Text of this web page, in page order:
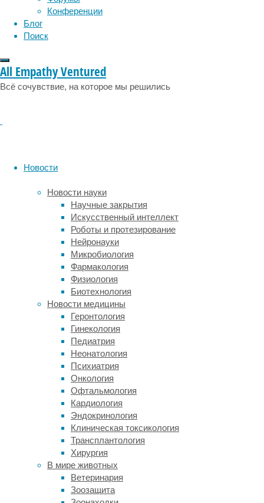
Конференции
Блог
Поиск
All Empathy Ventured
Всё сочувствие, на которое мы решились
Новости
Новости науки
Научные закрытия
Искусственный интеллект
Роботы и протезирование
Нейронауки
Микробиология
Фармакология
Физиология
Биотехнология
Новости медицины
Геронтология
Гинекология
Педиатрия
Неонатология
Психиатрия
Онкология
Офтальмология
Кардиология
Эндокринология
Клиническая токсикология
Трансплантология
Хирургия
В мире животных
Ветеринария
Зоозащита
остаётся
открытым
взаимное
генетическое
перекрытие
расстройствами
соматическими
заболеваниями?
поисках
ответа
ученые
из
России
Латвии
при
поддержке
Российского
научного
фонда
провели
первый
российской
популяции
полногеномный
поиск
ассоциаций
ангедонии
изучили